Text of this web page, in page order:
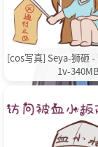
[cos写真] Seya-狮砸
1v-